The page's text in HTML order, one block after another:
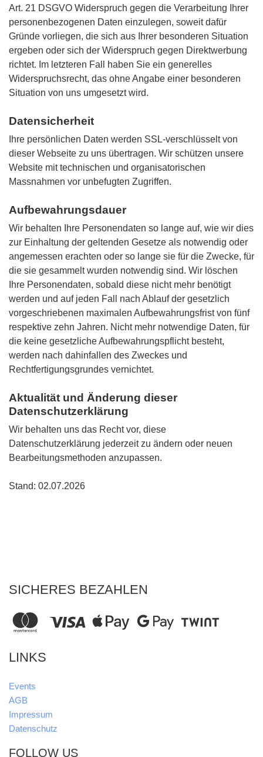
Art. 21 DSGVO Widerspruch gegen die Verarbeitung Ihrer
personenbezogenen Daten einzulegen, soweit dafür
Gründe vorliegen, die sich aus Ihrer besonderen Situation
ergeben oder sich der Widerspruch gegen Direktwerbung
richtet. Im letzteren Fall haben Sie ein generelles
Widerspruchsrecht, das ohne Angabe einer besonderen
Situation von uns umgesetzt wird.
Datensicherheit
Ihre persönlichen Daten werden SSL-verschlüsselt von
dieser Webseite zu uns übertragen. Wir schützen unsere
Website mit technischen und organisatorischen
Massnahmen vor unbefugten Zugriffen.
Aufbewahrungsdauer
Wir behalten Ihre Personendaten so lange auf, wie wir dies
zur Einhaltung der geltenden Gesetze als notwendig oder
angemessen erachten oder so lange sie für die Zwecke, für
die sie gesammelt wurden notwendig sind. Wir löschen
Ihre Personendaten, sobald diese nicht mehr benötigt
werden und auf jeden Fall nach Ablauf der gesetzlich
vorgeschriebenen maximalen Aufbewahrungsfrist von fünf
respektive zehn Jahren. Nicht mehr notwendige Daten, für
die keine gesetzliche Aufbewahrungspflicht besteht,
werden nach dahinfallen des Zweckes und
Rechtfertigungsgrundes vernichtet.
Aktualität und Änderung dieser
Datenschutzerklärung
Wir behalten uns das Recht vor, diese
Datenschutzerklärung jederzeit zu ändern oder neuen
Bearbeitungsmethoden anzupassen.
Stand: 02.07.2026
SICHERES BEZAHLEN
LINKS
Events
AGB
Impressum
Datenschutz
FOLLOW US